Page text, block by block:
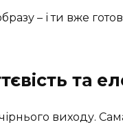
– і ти вже
та
виходу.